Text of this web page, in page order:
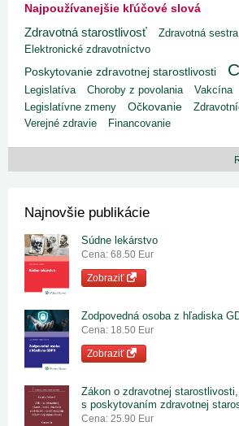
Najpoužívanejšie kľúčové slová
Zdravotná starostlivosť
Zdravotná sestra
Elektronické zdravotníctvo
Poskytovanie zdravotnej starostlivosti
Legislatíva Choroby z povolania Vakcína
Legislatívne zmeny
Očkovanie
Verejné zdravie Financovanie
Najnovšie publikácie
Súdne lekárstvo
Cena: 68.50 Eur
Zobraziť
Zodpovedná osoba z hľadiska
Cena: 18.50 Eur
Zobraziť
Zákon o zdravotnej
s poskytovaním zdravotnej
Cena: 25.90 Eur